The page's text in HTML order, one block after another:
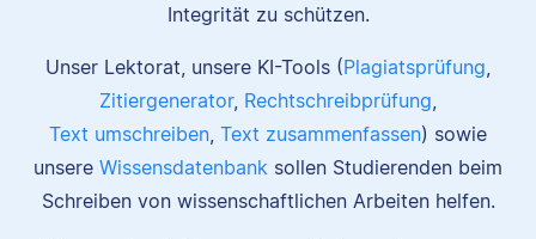
Integrität zu schützen.
Unser Lektorat, unsere KI-Tools (Plagiatsprüfung
Zitiergenerator, Rechtschreibprüfung
Text umschreiben Text zusammenfassen) sowie
unsere Wissensdatenbank sollen Studierenden beim
Schreiben von wissenschaftlichen Arbeiten helfen.